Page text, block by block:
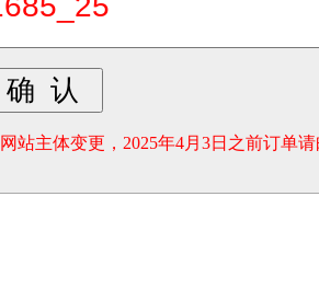
站主体变更，2025年4月3日之前订单